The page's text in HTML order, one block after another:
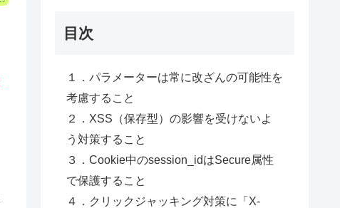
目次
１．パラメーターは常に改ざんの可能性を
考慮すること
２．XSS（保存型）の影響を受けないよ
う対策すること
３．Cookie中のsession_idはSecure属性
で保護すること
４．クリックジャッキング対策に「X-